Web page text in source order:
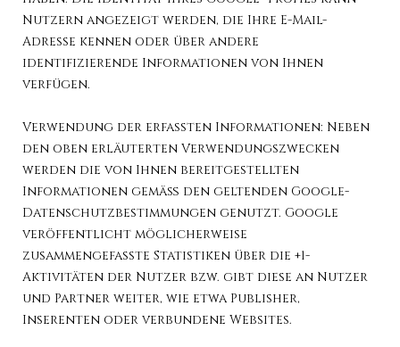
Nutzern angezeigt werden, die Ihre E-Mail-
Adresse kennen oder über andere
identifizierende Informationen von Ihnen
verfügen.
Verwendung der erfassten Informationen: Neben
den oben erläuterten Verwendungszwecken
werden die von Ihnen bereitgestellten
Informationen gemäß den geltenden Google-
Datenschutzbestimmungen genutzt. Google
veröffentlicht möglicherweise
zusammengefasste Statistiken über die +1-
Aktivitäten der Nutzer bzw. gibt diese an Nutzer
und Partner weiter, wie etwa Publisher,
Inserenten oder verbundene Websites.